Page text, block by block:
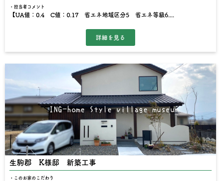
担当者コメント
【UA値：0.4 C値：0.17 省エネ地域区分5 省エネ等級6....
生駒郡 K様邸 新築工事
このお家のこだわり